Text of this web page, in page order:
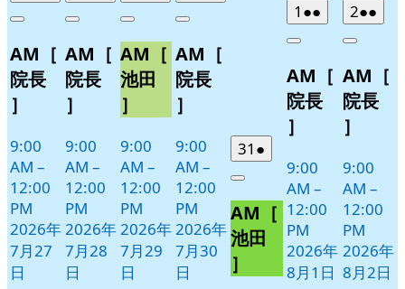
日
日
日
日
日
日
年
月
27
日
件
イ
ベ
ト)
Close
AM［
院長
］
9:00
AM –
12:00
PM
2026年
7月27
日
年
月
28
日
件
イ
ベ
ト)
Close
AM［
院長
］
9:00
AM –
12:00
PM
2026年
7月28
日
年
月
29
日
件
イ
ベ
ト)
Close
AM［
池田
］
9:00
AM –
12:00
PM
2026年
7月29
日
年
月
30
日
件
イ
Close
AM［
院長
］
9:00
AM –
12:00
PM
2026年
7月30
日
31 2026
年
月
31
日
●
件
イ
ベ
ト)
Close
AM［
池田
］
1 2026
年
月
1
日
●●
件
イ
ベ
Close
AM［
院長
］
9:00
AM –
12:00
PM
2026年
8月1日
22026
年
月
2
日
●●
件
イ
ベ
Close
AM［
院長
］
9:00
AM –
12:00
PM
2026年
8月2日